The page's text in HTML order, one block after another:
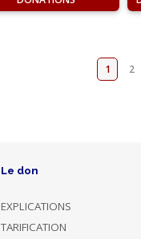
1 2
Le don
EXPLICATIONS
TARIFICATION